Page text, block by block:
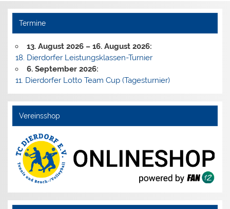
Termine
13. August 2026 – 16. August 2026:
18. Dierdorfer Leistungsklassen-Turnier
6. September 2026:
11. Dierdorfer Lotto Team Cup (Tagesturnier)
Vereinsshop